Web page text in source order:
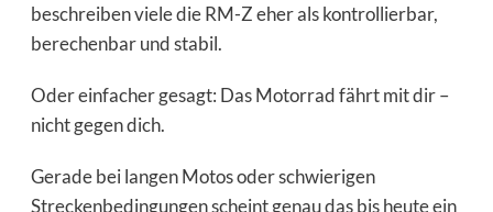
beschreiben viele die RM-Z eher als kontrollierbar,
berechenbar und stabil.
Oder einfacher gesagt: Das Motorrad fährt mit dir –
nicht gegen dich.
Gerade bei langen Motos oder schwierigen
Streckenbedingungen scheint genau das bis heute ein